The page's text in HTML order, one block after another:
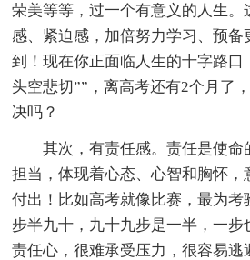
荣美等等，过一个有意义的人生。
感、紧迫感，加倍努力学习、预备
到！现在你正面临人生的十字路口
头空悲切””，离高考还有2个月了
决吗？
其次，有责任感。责任是使命
担当，体现着心态、心智和胸怀，
付出！比如高考就像比赛，最为考
步半九十，九十九步是一半，一步
责任心，很难承受压力，很容易逃